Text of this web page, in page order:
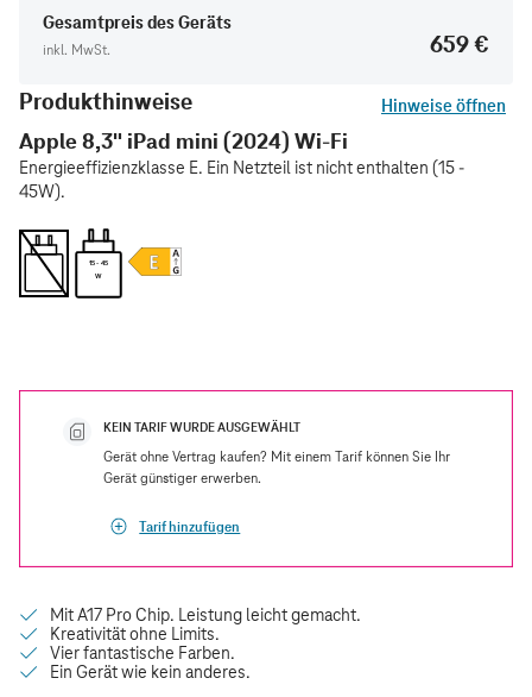
Gesamtpreis des Geräts
inkl. MwSt.
659 €
Produkthinweise
Hinweise öffnen
Apple 8,3" iPad mini (2024) Wi-Fi
Energieeffizienzklasse E. Ein Netzteil ist nicht enthalten (15 -
45W).
15 - 45
W
KEIN TARIF WURDE AUSGEWÄHLT
Gerät ohne Vertrag kaufen? Mit einem Tarif können Sie Ihr
Gerät günstiger erwerben.
Tarif hinzufügen